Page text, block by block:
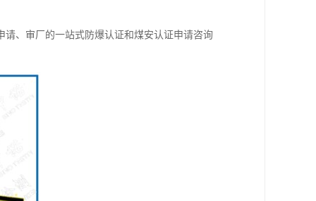
、审厂的一站式防爆认证和煤安认证申请咨询